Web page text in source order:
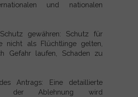
und nationalen
gewähren: Schutz für
nicht als Flüchtlinge gelten,
Gefahr laufen, Schaden zu
Antrags: Eine detaillierte
der Ablehnung wird